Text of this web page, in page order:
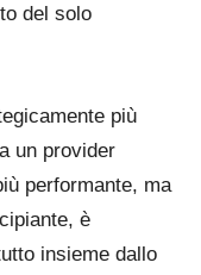
del solo
più
un provider
performante, ma
è
insieme dallo